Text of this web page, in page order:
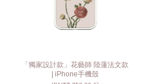
「獨家設計款」花藝師 陸蓮法文款
| iPhone手機殼